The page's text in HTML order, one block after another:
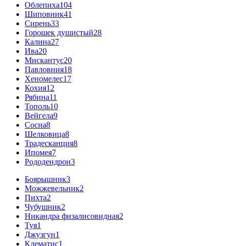
Облепиха104
Шиповник41
Сирень33
Горошек душистый28
Калина27
Ива20
Мискантус20
Павловния18
Хеномелес17
Кохия12
Рябина11
Тополь10
Вейгела9
Сосна8
Шелковица8
Традесканция8
Ипомея7
Рододендрон3
Боярышник3
Можжевельник2
Пихта2
Чубушник2
Никандра физалисовидная2
Туя1
Джузгун1
Клематис1